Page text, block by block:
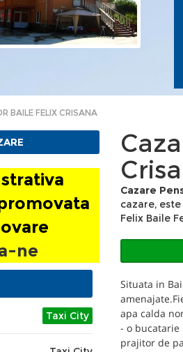
BAILE FELIX CRISANA
ne
Taxi City
Cazare
cazare,
Felix Baile
Situata in
apa calda
- o
prajitor de